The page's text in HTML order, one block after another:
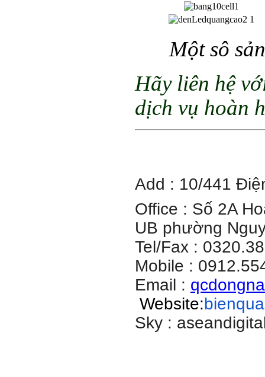
Một sô
Hãy liên hệ
dịch vụ hoàn
Add : 10/441
Office : Số 2A
UB phường
Tel/Fax :
Mobile :
Email :
Website:
Sky :